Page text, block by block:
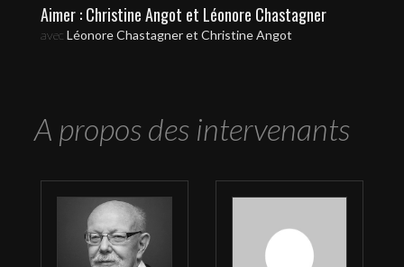
Aimer : Christine Angot et Léonore Chastagner
avec Léonore Chastagner et Christine Angot
A propos des intervenants